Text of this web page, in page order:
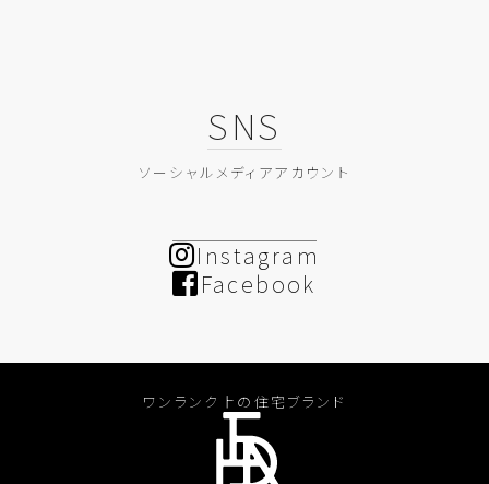
SNS
ソーシャルメディアアカウント
Instagram
Facebook
ワンランク上の住宅ブランド